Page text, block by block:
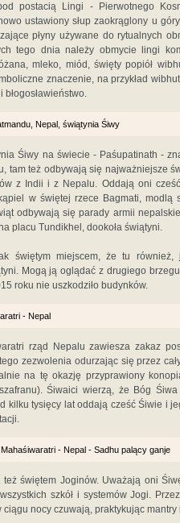
postacią Lingi - Pierwotnego
ustawiony słup zaokrąglony u
płyny używane do rytualnych
tego dnia należy obmycie lingi
mleko, miód, święty popiół
znaczenie, na przykład
Nepal, świątynia Śiwy
Śiwy na świecie - Paśupatinath -
tam też odbywają się najważniejsze
z Indii i z Nepalu. Oddają oni
w świętej rzece Bagmati, modlą
odbywają się parady armii
placu Tundikhel, dookoła świątyni.
świętym miejscem, że tu
Mogą ją oglądać z drugiego
roku nie uszkodziło budynków.
- Nepal
rząd Nepalu zawiesza zakaz
zezwolenia odurzając się przez
na tę okazję przyprawiony
Śiwaici wierzą, że Bóg
kilku tysięcy lat oddają cześć Śiwie i
Mahaśiwaratri - Nepal - Sadhu palący ganje
też świętem Joginów. Uważają oni
szkół i systemów Jogi.
ciągu nocy czuwają, praktykując mantry